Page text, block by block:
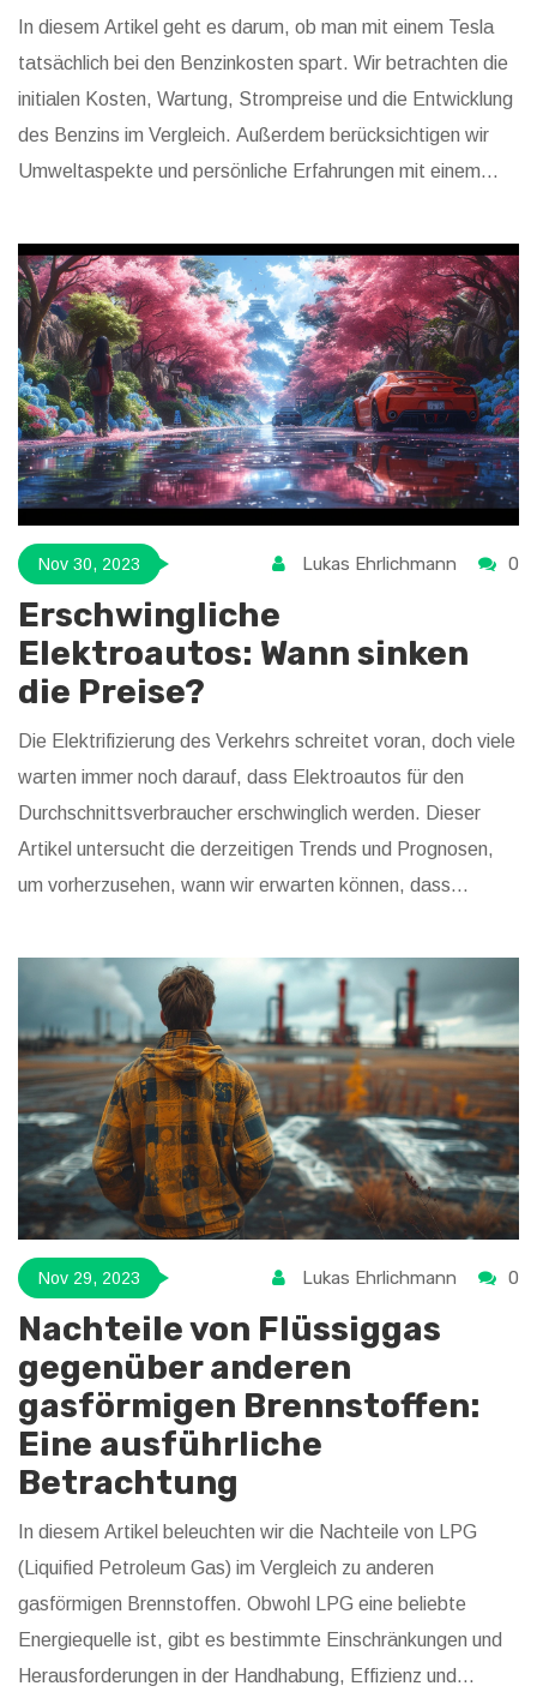
In diesem Artikel geht es darum, ob man mit einem Tesla
tatsächlich bei den Benzinkosten spart. Wir betrachten die
initialen Kosten, Wartung, Strompreise und die Entwicklung
des Benzins im Vergleich. Außerdem berücksichtigen wir
Umweltaspekte und persönliche Erfahrungen mit einem
Tipps rund um das Thema E-Mobilität und Kosteneffizienz.
Nov 30, 2023 Lukas Ehrlichmann 0
Erschwingliche
Elektroautos: Wann sinken
die Preise?
Die Elektrifizierung des Verkehrs schreitet voran, doch viele
warten immer noch darauf, dass Elektroautos für den
Durchschnittsverbraucher erschwinglich werden. Dieser
Artikel untersucht die derzeitigen Trends und Prognosen,
um vorherzusehen, wann wir erwarten können, dass
können. Wir schauen uns Kostenfaktoren, staatliche
Anreize und technologische Fortschritte an, die darauf
hindeuten, dass ein Wendepunkt in naher Zukunft liegt.
Nov 29, 2023 Lukas Ehrlichmann 0
Nachteile von Flüssiggas
gegenüber anderen
gasförmigen Brennstoffen:
Eine ausführliche
Betrachtung
In diesem Artikel beleuchten wir die Nachteile von LPG
(Liquified Petroleum Gas) im Vergleich zu anderen
gasförmigen Brennstoffen. Obwohl LPG eine beliebte
Energiequelle ist, gibt es bestimmte Einschränkungen und
Herausforderungen in der Handhabung, Effizienz und